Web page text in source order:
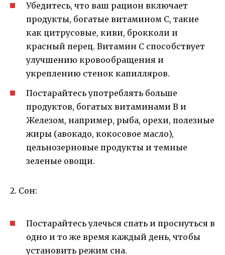
Убедитесь, что ваш рацион включает
продукты, богатые витамином С, такие
как цитрусовые, киви, брокколи и
красный перец. Витамин С способствует
улучшению кровообращения и
укреплению стенок капилляров.
Постарайтесь употреблять больше
продуктов, богатых витаминами В и
Железом, например, рыба, орехи, полезные
жиры (авокадо, кокосовое масло),
цельнозерновые продукты и темные
зеленые овощи.
2. Сон:
Постарайтесь улечься спать и проснуться в
одно и то же время каждый день, чтобы
установить режим сна.